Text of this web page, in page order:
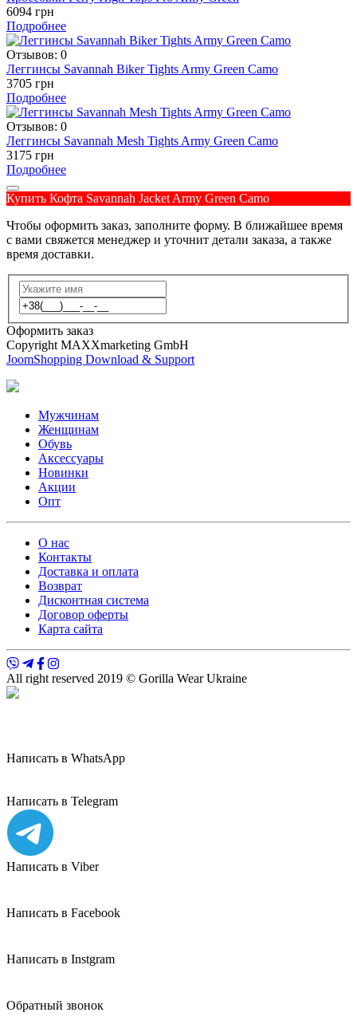
6094 грн
Подробнее
Отзывов: 0
Леггинсы Savannah Biker Tights Army Green Camo
3705 грн
Подробнее
Отзывов: 0
Леггинсы Savannah Mesh Tights Army Green Camo
3175 грн
Подробнее
Купить Кофта Savannah Jacket Army Green Camo
Чтобы оформить заказ, заполните форму. В ближайшее время
с вами свяжется менеджер и уточнит детали заказа, а также
время доставки.
Оформить заказ
Copyright MAXXmarketing GmbH
JoomShopping Download & Support
Мужчинам
Женщинам
Обувь
Аксессуары
Новинки
Акции
Опт
О нас
Контакты
Доставка и оплата
Возврат
Дисконтная система
Договор оферты
Карта сайта
All right reserved 2019 © Gorilla Wear Ukraine
Написать в WhatsApp
Написать в Telegram
Написать в Viber
Написать в Facebook
Написать в Instgram
Обратный звонок